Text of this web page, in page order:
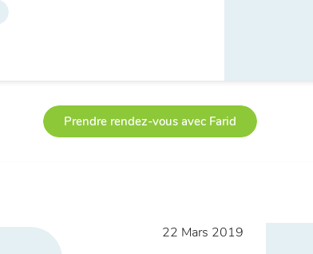
Prendre rendez-vous avec Farid
22 Mars 2019